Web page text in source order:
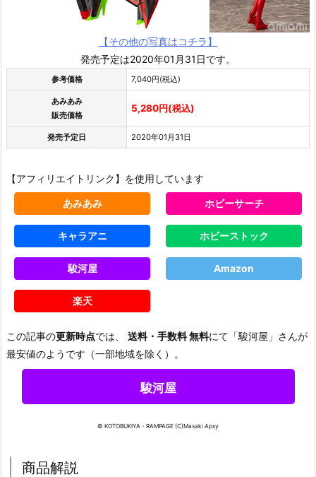
【その他の写真はコチラ】
発売予定は2020年01月31日です。
参考価格 7,040円(税込)
あみあみ
販売価格
5,280円(税込)
発売予定日 2020年01月31日
【アフィリエイトリンク】を使用しています
あみあみ ホビーサーチ
キャラアニ ホビーストック
駿河屋 Amazon
楽天
この記事の更新時点では、 送料・手数料 無料にて「駿河屋」さんが
最安値のようです（一部地域を除く）。
駿河屋
© KOTOBUKIYA・RAMPAGE (C)Masaki Apsy
商品解説